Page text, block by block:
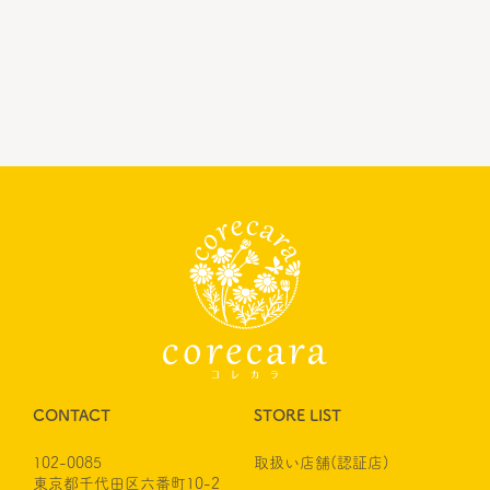
CONTACT
102-0085
東京都千代田区六番町10-2
STORE LIST
取扱い店舗(認証店)